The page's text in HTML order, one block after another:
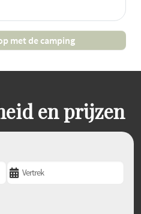
met de camping
en prijzen